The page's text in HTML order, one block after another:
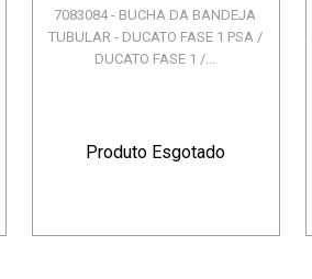
7083084 - BUCHA DA BANDEJA
TUBULAR - DUCATO FASE 1 PSA /
DUCATO FASE 1 /...
Produto Esgotado